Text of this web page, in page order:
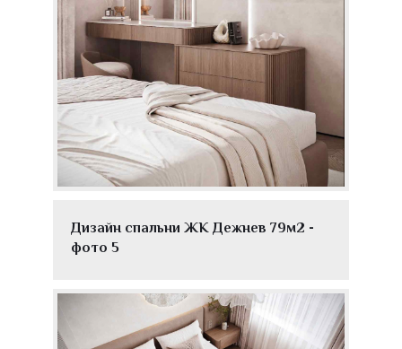
Дизайн спальни ЖК Дежнев 79м2 -
фото 5